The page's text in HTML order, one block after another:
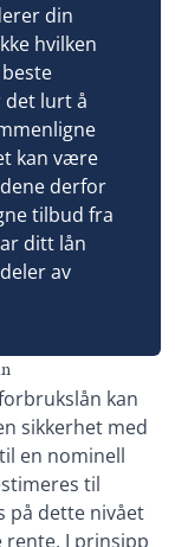
lån uten
din
hvilken
det lurt å
kan være
derfor
tilbud fra
ditt lån
av
kan
sikkerhet med
en nominell
til
på dette nivået
rente. I prinsipp